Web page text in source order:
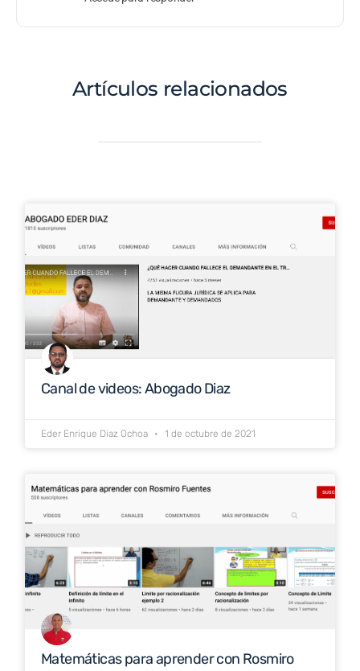
Artículos relacionados
Canal de videos: Abogado Diaz
Eder Enrique Diaz Ochoa 1 de octubre de 2021
Matemáticas para aprender con Rosmiro